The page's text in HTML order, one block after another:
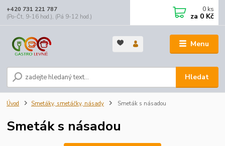
Menu
Hledat
+420 731 221 787
(Po-Čt, 9-16 hod.), (Pá 9-12 hod.)
0 ks
za 0 Kč
Úvod Smetáky, smetáčky, násady Smeták s násadou
Smeták s násadou